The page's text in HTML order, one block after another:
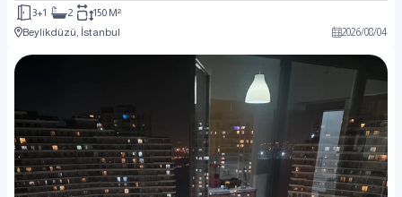
3+1 2
150 M²
Beylikdüzü, İstanbul
2026/08/04